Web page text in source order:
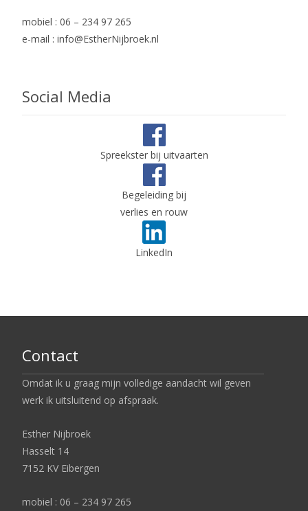
mobiel : 06 – 234 97 265
e-mail : info@EstherNijbroek.nl
Social Media
Spreekster bij uitvaarten
Begeleiding bij
verlies en rouw
LinkedIn
Contact
Omdat ik u graag mijn volledige aandacht wil geven
werk ik uitsluitend op afspraak.
Esther Nijbroek
Hasselt 14
7152 KV Eibergen
mobiel : 06 – 234 97 265